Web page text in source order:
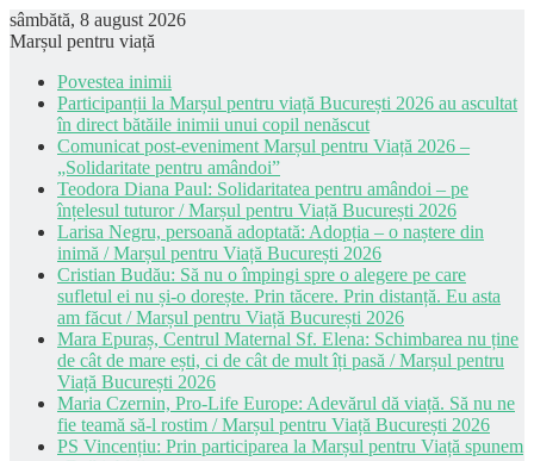
sâmbătă, 8 august 2026
Marșul pentru viață
Povestea inimii
Participanții la Marșul pentru viață București 2026 au ascultat
în direct bătăile inimii unui copil nenăscut
Comunicat post-eveniment Marșul pentru Viață 2026 –
„Solidaritate pentru amândoi”
Teodora Diana Paul: Solidaritatea pentru amândoi – pe
înțelesul tuturor / Marșul pentru Viață București 2026
Larisa Negru, persoană adoptată: Adopția – o naștere din
inimă / Marșul pentru Viață București 2026
Cristian Budău: Să nu o împingi spre o alegere pe care
sufletul ei nu și-o dorește. Prin tăcere. Prin distanță. Eu asta
am făcut / Marșul pentru Viață București 2026
Mara Epuraș, Centrul Maternal Sf. Elena: Schimbarea nu ține
de cât de mare ești, ci de cât de mult îți pasă / Marșul pentru
Viață București 2026
Maria Czernin, Pro-Life Europe: Adevărul dă viață. Să nu ne
fie teamă să-l rostim / Marșul pentru Viață București 2026
PS Vincențiu: Prin participarea la Marșul pentru Viață spunem